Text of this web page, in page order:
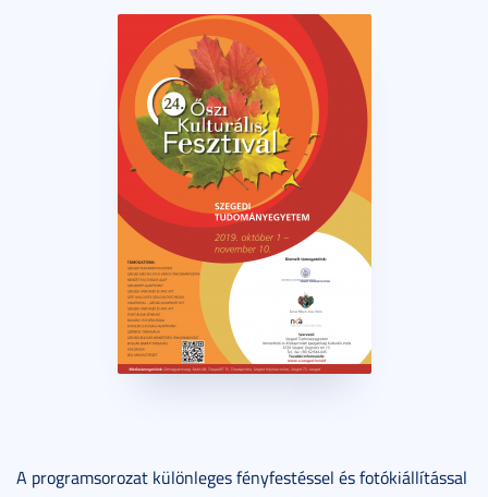
A programsorozat különleges fényfestéssel és fotókiállítással